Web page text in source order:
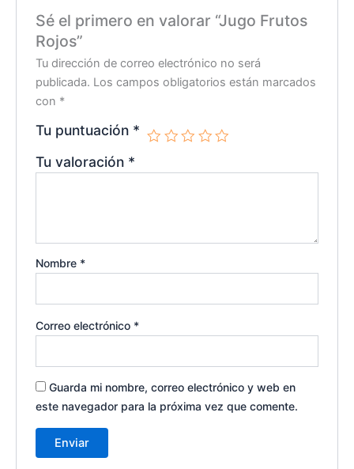
Sé el primero en valorar “Jugo Frutos
Rojos”
Tu dirección de correo electrónico no será
publicada. Los campos obligatorios están marcados
con *
Tu puntuación *
Tu valoración *
Nombre *
Correo electrónico *
Guarda mi nombre, correo electrónico y web en
este navegador para la próxima vez que comente.